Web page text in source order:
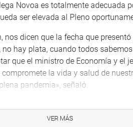
Novoa es totalmente adecuada
ser elevada al Pleno
nos dicen que la fecha que
hay plata, cuando todos
que el ministro de Economía y el
la vida y salud de
pandemia», señaló.
de Pensiones de la Dirección
VER MÁS